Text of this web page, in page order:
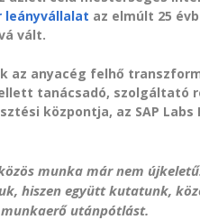
leányvállalat az elmúlt 25
vált.
az anyacég felhő
tanácsadó, szolgáltató
központja, az SAP
munka már nem
hiszen együtt kutatunk,
utánpótlást.